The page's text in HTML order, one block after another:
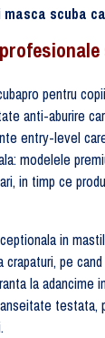
masca scuba
pentru
anti-aburire
entry-level
modelele
in timp ce
in
pe
la adancime
testata,